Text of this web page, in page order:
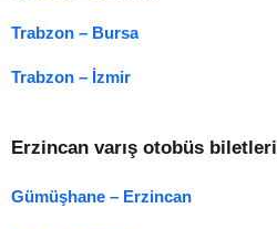
Trabzon – Bursa
Trabzon – İzmir
Erzincan varış otobüs biletleri
Gümüşhane – Erzincan